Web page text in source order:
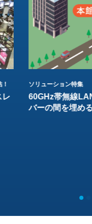
レ
ソリューション特集
60GHz帯無線
バーの間を埋め